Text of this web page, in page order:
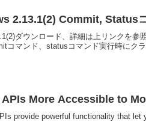
2.13.1(2) Commit, Status
ダウンロード、詳細は上リンクを参
コマンド、statusコマンド実行時にク
More Accessible to
provide powerful functionality that